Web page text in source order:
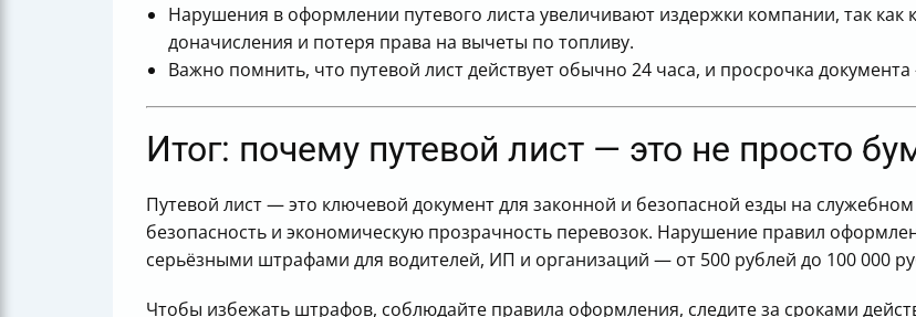
Нарушения в оформлении путевого листа увеличивают издержки компании, так
доначисления и потеря права на вычеты по топливу.
Важно помнить, что путевой лист действует обычно 24 часа, и просрочка
Итог: почему путевой лист — это не просто
Путевой лист — это ключевой документ для законной и безопасной езды на
безопасность и экономическую прозрачность перевозок. Нарушение правил
серьёзными штрафами для водителей, ИП и организаций — от 500 рублей до 100 000
Чтобы избежать штрафов, соблюдайте правила оформления, следите за сроками